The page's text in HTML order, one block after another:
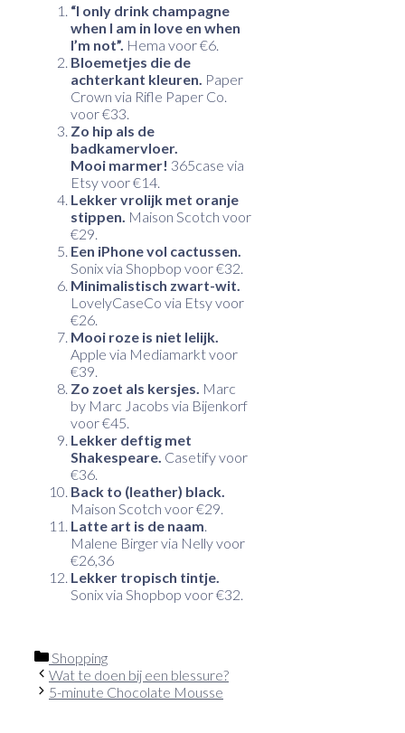
“I only drink champagne
when I am in love en when
I’m not”. Hema voor €6.
Bloemetjes die de
achterkant kleuren. Paper
Crown via Rifle Paper Co.
voor €33.
Zo hip als de
badkamervloer.
Mooi marmer! 365case via
Etsy voor €14.
Lekker vrolijk met oranje
stippen. Maison Scotch voor
€29.
Een iPhone vol cactussen.
Sonix via Shopbop voor €32.
Minimalistisch zwart-wit.
LovelyCaseCo via Etsy voor
€26.
Mooi roze is niet lelijk.
Apple via Mediamarkt voor
€39.
Zo zoet als kersjes. Marc
by Marc Jacobs via Bijenkorf
voor €45.
Lekker deftig met
Shakespeare. Casetify voor
€36.
Back to (leather) black.
Maison Scotch voor €29.
Latte art is de naam.
Malene Birger via Nelly voor
€26,36
Lekker tropisch tintje.
Sonix via Shopbop voor €32.
Categorieën
Shopping
Wat te doen bij een blessure?
5-minute Chocolate Mousse